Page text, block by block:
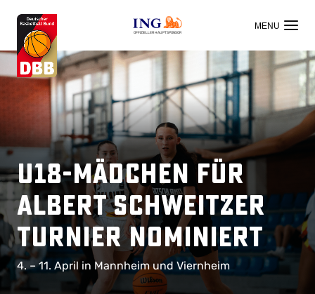
OFFIZIELLER HAUPTSPONSOR
U18-Mädchen für
Albert Schweitzer
Turnier nominiert
4. – 11. April in Mannheim und Viernheim